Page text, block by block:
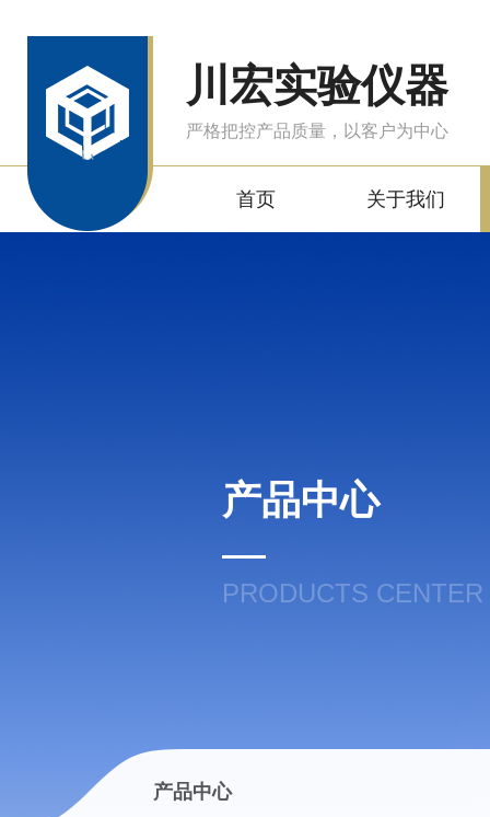
川宏实验仪器
严格把控产品质量，以客户为中心
首页 关于我们
产品中心
PRODUCTS CENTER
产品中心